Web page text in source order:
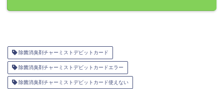
除菌消臭剤チャーミストデビットカード
除菌消臭剤チャーミストデビットカードエラー
除菌消臭剤チャーミストデビットカード使えない